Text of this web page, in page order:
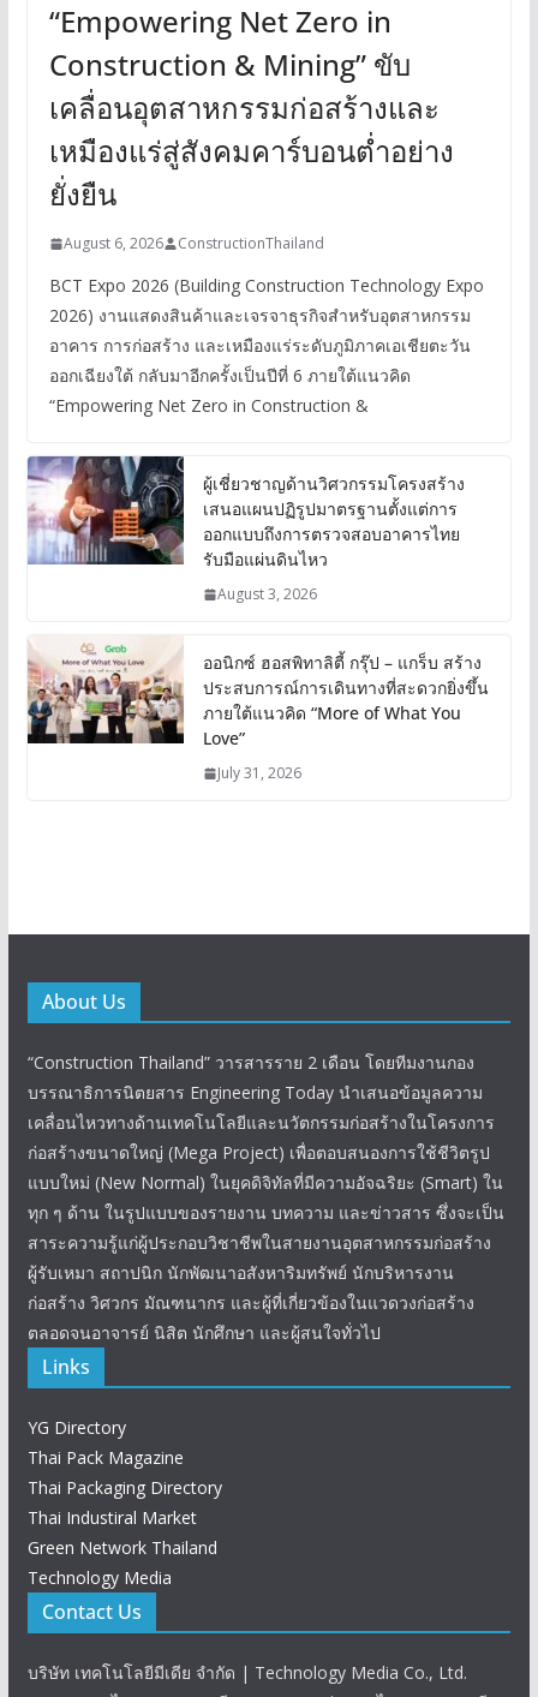
“Empowering Net Zero in
Construction & Mining” ขับ
เคลื่อนอุตสาหกรรมก่อสร้างและ
เหมืองแร่สู่สังคมคาร์บอนต่ำอย่าง
ยั่งยืน
August 6, 2026 ConstructionThailand
BCT Expo 2026 (Building Construction Technology Expo
2026) งานแสดงสินค้าและเจรจาธุรกิจสำหรับอุตสาหกรรม
อาคาร การก่อสร้าง และเหมืองแร่ระดับภูมิภาคเอเชียตะวัน
ออกเฉียงใต้ กลับมาอีกครั้งเป็นปีที่ 6 ภายใต้แนวคิด
“Empowering Net Zero in Construction &
ผู้เชี่ยวชาญด้านวิศวกรรมโครงสร้าง
เสนอแผนปฏิรูปมาตรฐานตั้งแต่การ
ออกแบบถึงการตรวจสอบอาคารไทย
รับมือแผ่นดินไหว
August 3, 2026
ออนิกซ์ ฮอสพิทาลิตี้ กรุ๊ป – แกร็บ สร้าง
ประสบการณ์การเดินทางที่สะดวกยิ่งขึ้น
ภายใต้แนวคิด “More of What You
Love”
July 31, 2026
About Us
“Construction Thailand” วารสารราย 2 เดือน โดยทีมงานกอง
บรรณาธิการนิตยสาร Engineering Today นำเสนอข้อมูลความ
เคลื่อนไหวทางด้านเทคโนโลยีและนวัตกรรมก่อสร้างในโครงการ
ก่อสร้างขนาดใหญ่ (Mega Project) เพื่อตอบสนองการใช้ชีวิตรูป
แบบใหม่ (New Normal) ในยุคดิจิทัลที่มีความอัจฉริยะ (Smart) ใน
ทุก ๆ ด้าน ในรูปแบบของรายงาน บทความ และข่าวสาร ซึ่งจะเป็น
สาระความรู้แก่ผู้ประกอบวิชาชีพในสายงานอุตสาหกรรมก่อสร้าง
ผู้รับเหมา สถาปนิก นักพัฒนาอสังหาริมทรัพย์ นักบริหารงาน
ก่อสร้าง วิศวกร มัณฑนากร และผู้ที่เกี่ยวข้องในแวดวงก่อสร้าง
ตลอดจนอาจารย์ นิสิต นักศึกษา และผู้สนใจทั่วไป
Links
YG Directory
Thai Pack Magazine
Thai Packaging Directory
Thai Industiral Market
Green Network Thailand
Technology Media
Contact Us
บริษัท เทคโนโลยีมีเดีย จำกัด | Technology Media Co., Ltd.